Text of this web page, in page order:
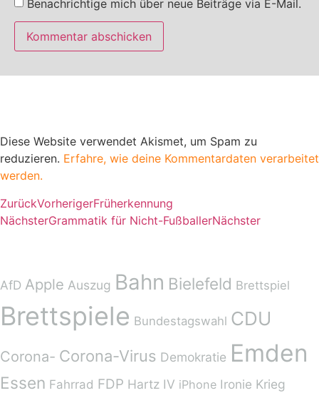
Benachrichtige mich über neue Beiträge via E-Mail.
Diese Website verwendet Akismet, um Spam zu
reduzieren. Erfahre, wie deine Kommentardaten verarbeitet
werden.
ZurückVorherigerFrüherkennung
NächsterGrammatik für Nicht-FußballerNächster
AfD Apple Auszug Bahn Bielefeld Brettspiel
Brettspiele Bundestagswahl CDU
Corona- Corona-Virus Demokratie Emden
Essen Fahrrad FDP Hartz IV iPhone Ironie Krieg